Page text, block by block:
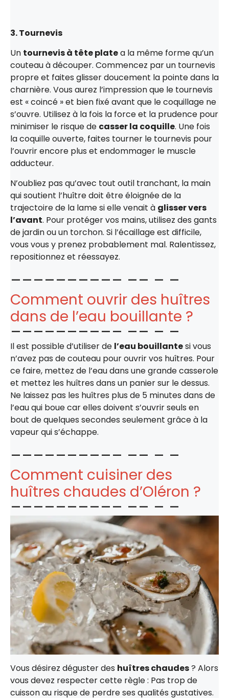
3. Tournevis
Un tournevis à tête platea la même forme qu’un
couteau à découper. Commencez par un tournevis
propre et faites glisser doucement la pointe dans la
charnière. Vous aurez l’impression que le tournevis
est « coincé » et bien fixé avant que le coquillage ne
s’ouvre. Utilisez à la fois la force et la prudence pour
minimiser le risque de casser la coquille. Une fois
la coquille ouverte, faites tourner le tournevis pour
l’ouvrir encore plus et endommager le muscle
adducteur.
N’oubliez pas qu’avec tout outil tranchant, la main
qui soutient l’huître doit être éloignée de la
trajectoire de la lame si elle venait à glisser vers
l’avant. Pour protéger vos mains, utilisez des gants
de jardin ou un torchon. Si l’écaillage est difficile,
vous vous y prenez probablement mal. Ralentissez,
repositionnez et réessayez.
Comment ouvrir des huîtres
dans de l’eau bouillante ?
Il est possible d’utiliser de l’eau bouillantesi vous
n’avez pas de couteau pour ouvrir vos huîtres. Pour
ce faire, mettez de l’eau dans une grande casserole
et mettez les huîtres dans un panier sur le dessus.
Ne laissez pas les huîtres plus de 5 minutes dans de
l’eau qui boue car elles doivent s’ouvrir seuls en
bout de quelques secondes seulement grâce à la
vapeur qui s’échappe.
Comment cuisiner des
huîtres chaudes d’Oléron ?
Vous désirez déguster des huîtres chaudes? Alors
vous devez respecter cette règle : Pas trop de
cuisson au risque de perdre ses qualités gustatives.